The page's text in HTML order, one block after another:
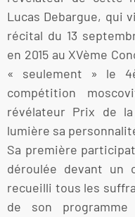
Lucas Debargue, qui
récital du 13
en 2015 au XVème
« seulement » le
compétition
révélateur Prix de
lumière sa
Sa première
déroulée devant un
recueilli tous les
de son